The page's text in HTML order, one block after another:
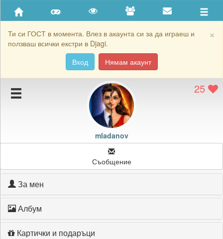
×
Ти си ГОСТ в момента. Влез в акаунта си за да играеш и
ползваш всички екстри в Djagi.
Вход
Нямам акаунт
Приятели
Хронология на игри
Подаръците на mladanov
Картичките на mladanov
25
mladanov
Съобщение
За мен
Албум
Картички и подаръци